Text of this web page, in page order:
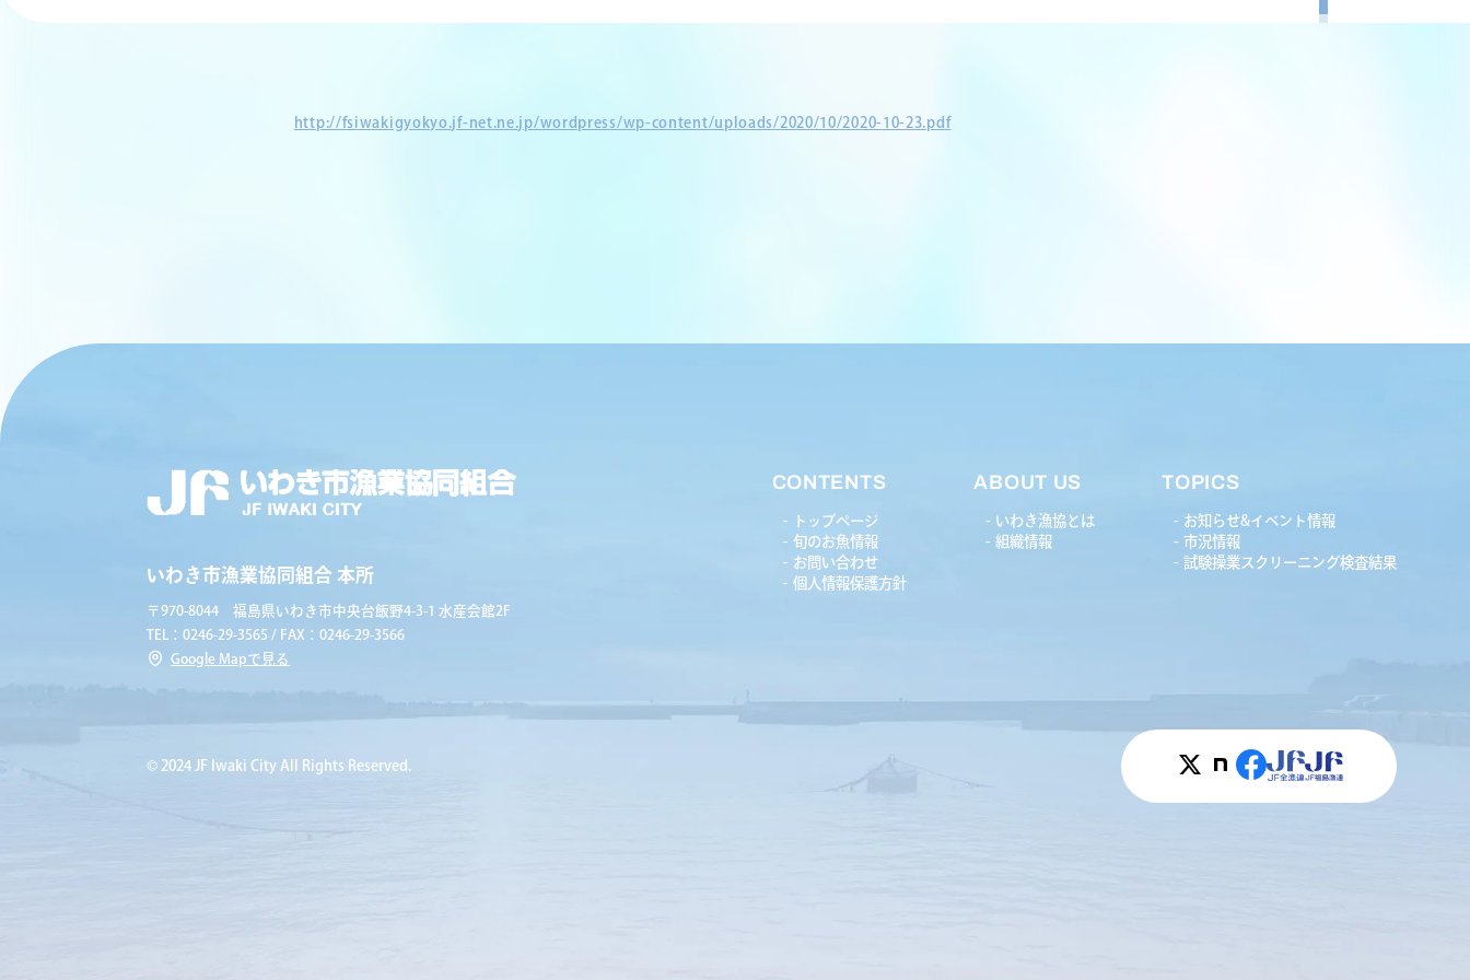
http://fsiwakigyokyo.jf-net.ne.jp/wordpress/wp-content/uploads/2020/10/2020-10-23.pdf
いわき市漁業協同組合 本所
〒970-8044 福島県いわき市中央台飯野4-3-1 水産会館2F
TEL：0246-29-3565 / FAX：0246-29-3566
Google Mapで見る
CONTENTS
トップページ
旬のお魚情報
お問い合わせ
個人情報保護方針
ABOUT US
いわき漁協とは
組織情報
TOPICS
お知らせ&イベント情報
市況情報
試験操業スクリーニング検査結果
© 2024 JF Iwaki City All Rights Reserved.